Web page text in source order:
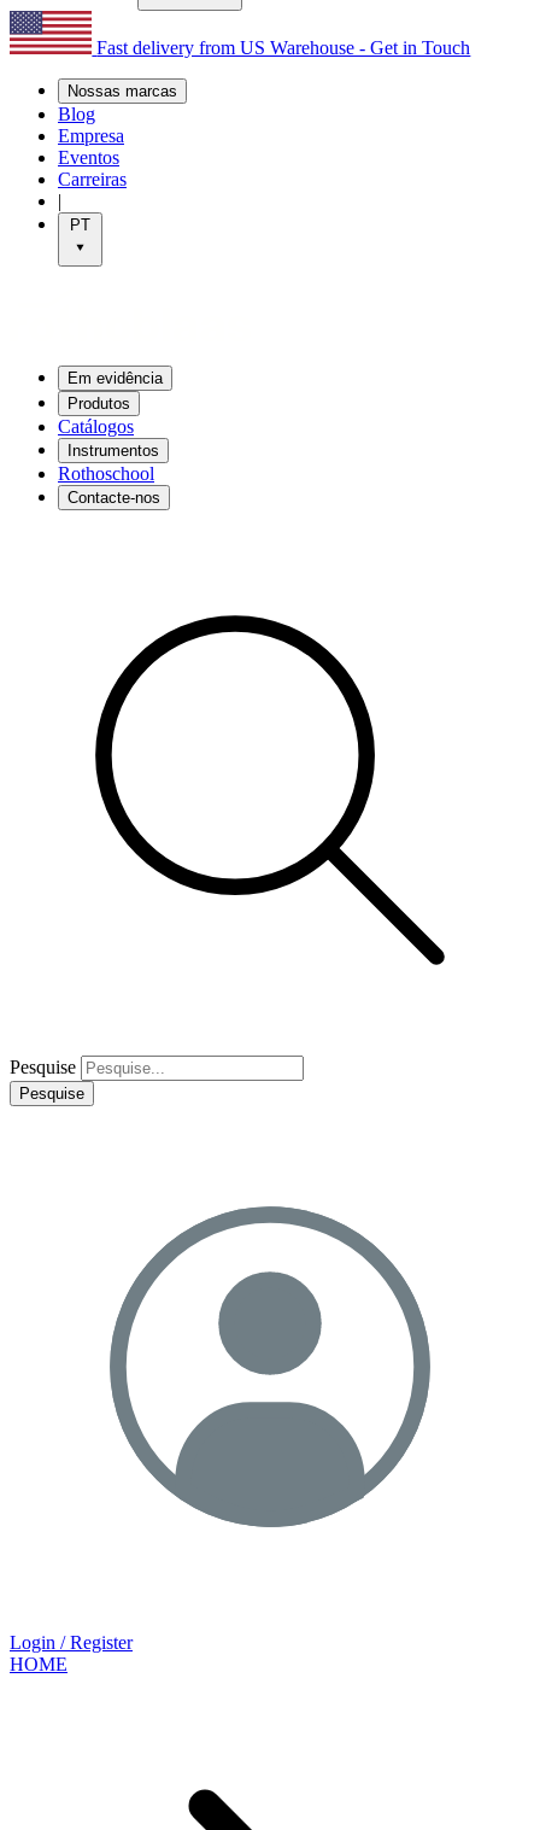
Fast delivery from US Warehouse - Get in Touch
Nossas marcas
Blog
Empresa
Eventos
Carreiras
|
PT
Em evidência
Produtos
Catálogos
Instrumentos
Rothoschool
Contacte-nos
Pesquise
Pesquise
Login / Register
HOME